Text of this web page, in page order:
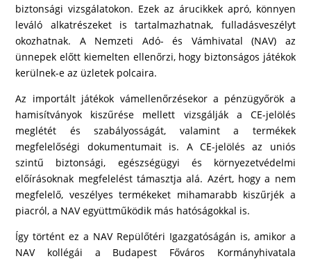
biztonsági vizsgálatokon. Ezek az árucikkek apró, könnyen
leváló alkatrészeket is tartalmazhatnak, fulladásveszélyt
okozhatnak. A Nemzeti Adó- és Vámhivatal (NAV) az
ünnepek előtt kiemelten ellenőrzi, hogy biztonságos játékok
kerülnek-e az üzletek polcaira.
Az importált játékok vámellenőrzésekor a pénzügyőrök a
hamisítványok kiszűrése mellett vizsgálják a CE-jelölés
meglétét és szabályosságát, valamint a termékek
megfelelőségi dokumentumait is. A CE-jelölés az uniós
szintű biztonsági, egészségügyi és környezetvédelmi
előírásoknak megfelelést támasztja alá. Azért, hogy a nem
megfelelő, veszélyes termékeket mihamarabb kiszűrjék a
piacról, a NAV együttműködik más hatóságokkal is.
Így történt ez a NAV Repülőtéri Igazgatóságán is, amikor a
NAV kollégái a Budapest Főváros Kormányhivatala